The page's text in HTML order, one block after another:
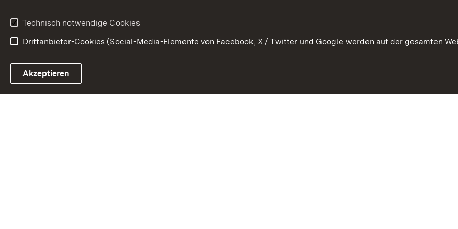
Link zum Landesportal
Technisch notwendige Cookies
Drittanbieter-Cookies (Social-Media-Elemente von Facebook, X / Twitter und Google werden auf der gesamten
Akzeptieren